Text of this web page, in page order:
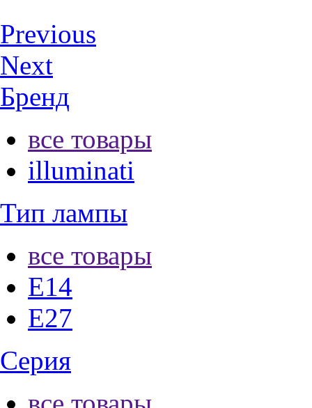
Previous
Next
Бренд
все товары
illuminati
Тип лампы
все товары
E14
E27
Серия